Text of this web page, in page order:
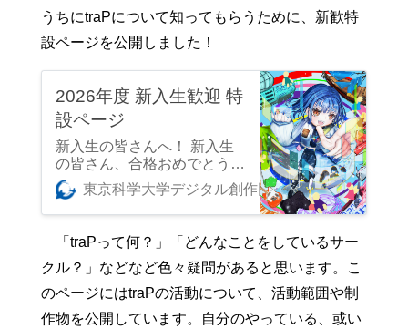
うちにtraPについて知ってもらうために、新歓特
設ページを公開しました！
2026年度 新入生歓迎 特
設ページ
新入生の皆さんへ！ 新入生
の皆さん、合格おめでとうご
ざいます！ 私たちtraPの活
動について知ってもらうため
のページを用意しました。
新入生の皆さんと一緒に活動
できる日を楽しみにしており
ます！ 新歓イベントもたく
さん用意しています。ぜひ参
加してみてください！ 新歓
イベントの詳細はこちらへど
東京科学大学デジタル創作同好会traP
「traPって何？」「どんなことをしているサー
クル？」などなど色々疑問があると思います。こ
のページにはtraPの活動について、活動範囲や制
作物を公開しています。自分のやっている、或い